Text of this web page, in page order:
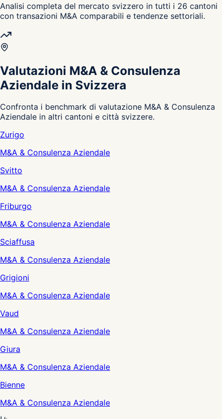
Analisi completa del mercato svizzero in tutti i 26 cantoni
con transazioni M&A comparabili e tendenze settoriali.
Valutazioni M&A & Consulenza
Aziendale in Svizzera
Confronta i benchmark di valutazione M&A & Consulenza
Aziendale in altri cantoni e città svizzere.
Zurigo
M&A & Consulenza Aziendale
Svitto
M&A & Consulenza Aziendale
Friburgo
M&A & Consulenza Aziendale
Sciaffusa
M&A & Consulenza Aziendale
Grigioni
M&A & Consulenza Aziendale
Vaud
M&A & Consulenza Aziendale
Giura
M&A & Consulenza Aziendale
Bienne
M&A & Consulenza Aziendale